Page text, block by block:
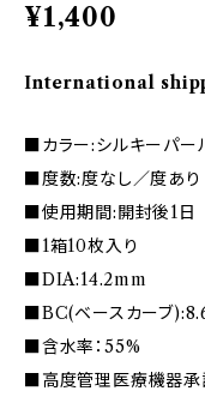
¥1,400
International
■カラー:シルキーパー
■度数:度なし／度あり
■使用期間:開封後1日
■1箱10枚入り
■DIA:14.2mm
■BC(ベースカーブ
■含水率：55%
■高度管理医療機器